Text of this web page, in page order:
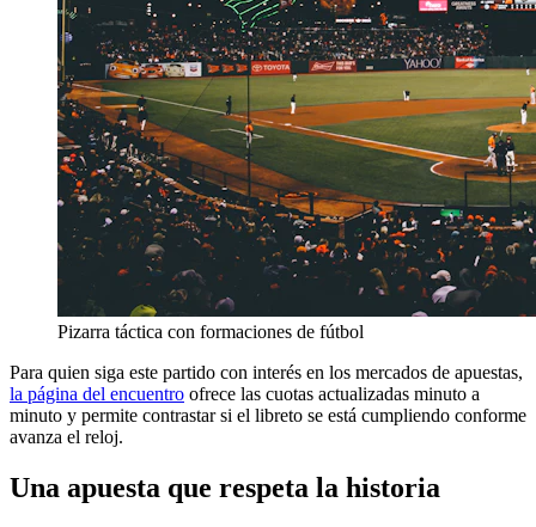
Pizarra táctica con formaciones de fútbol
Para quien siga este partido con interés en los mercados de apuestas,
la página del encuentro ofrece las cuotas actualizadas minuto a
minuto y permite contrastar si el libreto se está cumpliendo conforme
avanza el reloj.
Una apuesta que respeta la historia